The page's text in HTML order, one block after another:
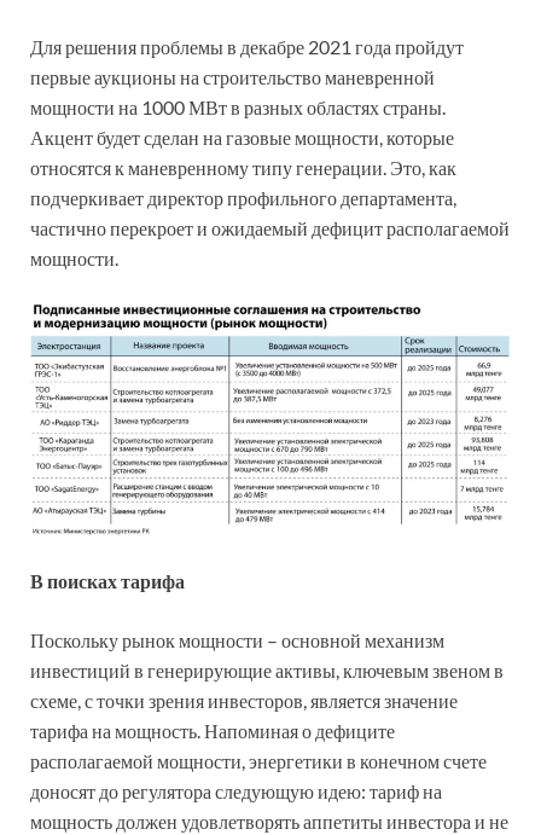
Для решения проблемы в декабре 2021 года пройдут
первые аукционы на строительство маневренной
мощности на 1000 МВт в разных областях страны.
Акцент будет сделан на газовые мощности, которые
относятся к маневренному типу генерации. Это, как
подчеркивает директор профильного департамента,
частично перекроет и ожидаемый дефицит располагаемой
мощности.
В поисках тарифа
Поскольку рынок мощности – основной механизм
инвестиций в генерирующие активы, ключевым звеном в
схеме, с точки зрения инвесторов, является значение
тарифа на мощность. Напоминая о дефиците
располагаемой мощности, энергетики в конечном счете
доносят до регулятора следующую идею: тариф на
мощность должен удовлетворять аппетиты инвестора и не